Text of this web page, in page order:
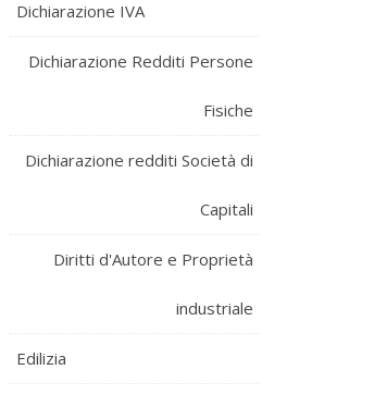
Dichiarazione IVA
Dichiarazione Redditi Persone
Fisiche
Dichiarazione redditi Società di
Capitali
Diritti d'Autore e Proprietà
industriale
Edilizia